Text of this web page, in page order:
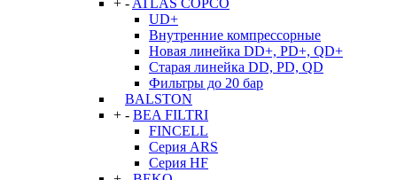
+ - ATLAS COPCO
UD+
Внутренние компрессорные
Новая линейка DD+, PD+, QD+
Старая линейка DD, PD, QD
Фильтры до 20 бар
BALSTON
+ - BEA FILTRI
FINCELL
Серия ARS
Серия HF